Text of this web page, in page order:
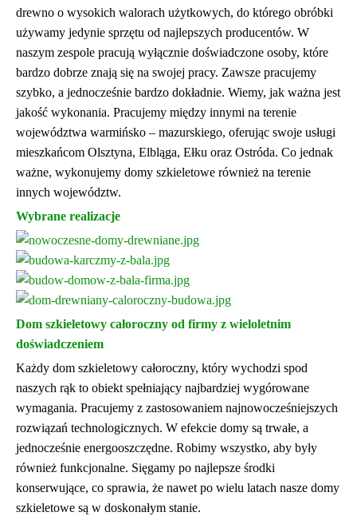
drewno o wysokich walorach użytkowych, do którego obróbki
używamy jedynie sprzętu od najlepszych producentów. W
naszym zespole pracują wyłącznie doświadczone osoby, które
bardzo dobrze znają się na swojej pracy. Zawsze pracujemy
szybko, a jednocześnie bardzo dokładnie. Wiemy, jak ważna jest
jakość wykonania. Pracujemy między innymi na terenie
województwa warmińsko – mazurskiego, oferując swoje usługi
mieszkańcom Olsztyna, Elbląga, Ełku oraz Ostróda. Co jednak
ważne, wykonujemy domy szkieletowe również na terenie
innych województw.
Wybrane realizacje
Dom szkieletowy całoroczny od firmy z wieloletnim
doświadczeniem
Każdy dom szkieletowy całoroczny, który wychodzi spod
naszych rąk to obiekt spełniający najbardziej wygórowane
wymagania. Pracujemy z zastosowaniem najnowocześniejszych
rozwiązań technologicznych. W efekcie domy są trwałe, a
jednocześnie energooszczędne. Robimy wszystko, aby były
również funkcjonalne. Sięgamy po najlepsze środki
konserwujące, co sprawia, że nawet po wielu latach nasze domy
szkieletowe są w doskonałym stanie.